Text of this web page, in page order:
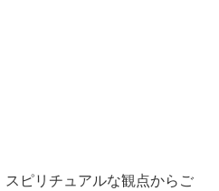
ピリチュアルな観点からご